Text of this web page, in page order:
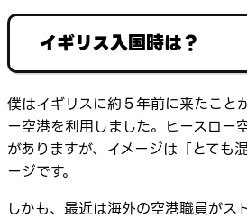
イギリス入国時は？
僕はイギリスに約５年前に来たこと
ー空港を利用しました。ヒースロー
がありますが、イメージは「とても
ージです。
しかも、最近は海外の空港職員がス